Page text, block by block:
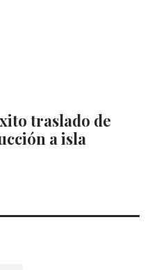
traslado de
a isla